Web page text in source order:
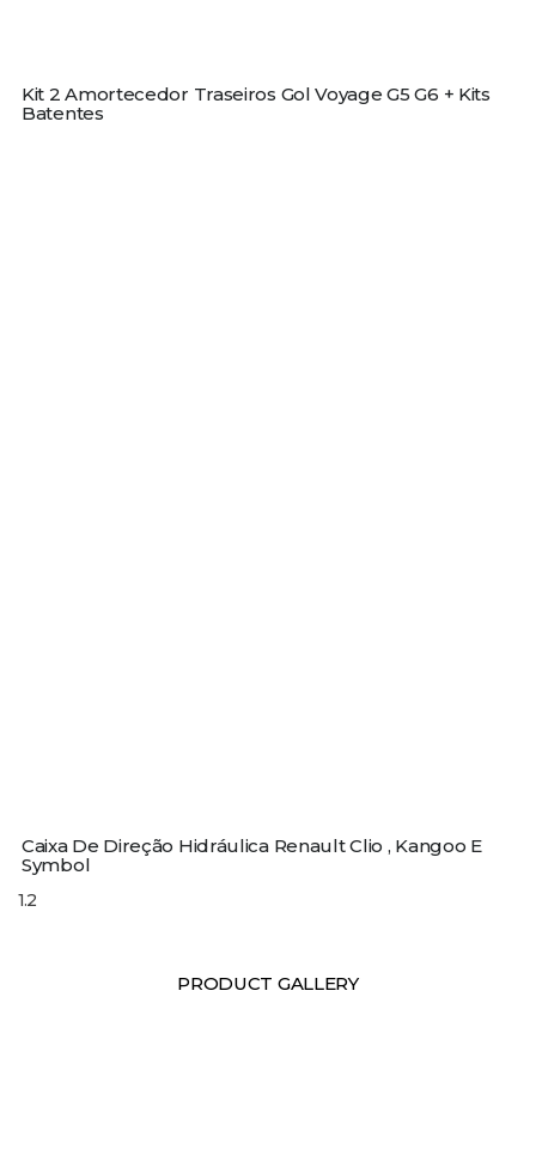
Kit 2 Amortecedor Traseiros Gol Voyage G5 G6 + Kits
Batentes
Caixa De Direção Hidráulica Renault Clio , Kangoo E
Symbol
PRODUCT GALLERY